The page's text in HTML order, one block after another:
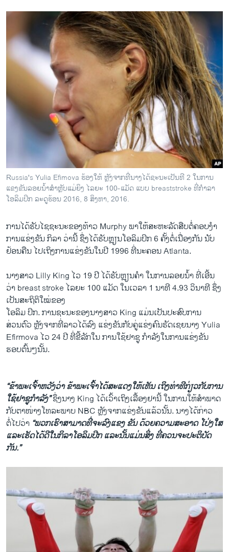
Russia's Yulia Efimova ຮ້ອງໃຫ້ ຫຼັງຈາກທີ່ນາງໄດ້ຊະນະເປັນທີ 2 ໃນການ
ແຂງຂັນລອຍນ້ຳສຳຫຼັບແມ່ຍິງ ໄລຍະ 100-ແມັດ ແບບ breaststroke ທີ່ກຳລາ
ໂອລິມປິກ ລະດູຮ້ອນ 2016, 8 ສິງຫາ, 2016.
ການໄດ້ຮັບໄຊຊະນະຂອງທ້າວ Murphy ພາໃຫ້ສະຫະລັດສືບ​ຕໍ່ຄອບງຳ
ການແຂ່ງຂັນ ກິລາ ວ່ານີ້ ຊຶ່ງໄດ້ຮັບຫຼຽນໂອລິມປິກ 6 ຄັ້ງຕໍ່ເນື່ອງກັນ ນັບ
ຢ້ອນ​ຄືນ ​ໄປ​ເຖິງ​ການ​ແຂ່ງຂັນ​ໃນປີ 1996 ທີ່ນະຄອນ Atlanta.
ນາງສາວ Lilly King ໄວ 19 ປີ ໄດ້ຮັບຫຼຽນຄຳ ໃນການລອຍນ້ຳ ທີ່ເອີ້ນ
ວ່າ breast stroke ໄລຍະ 100 ແມັດ ໃນເວລາ 1 ນາທີ 4.93 ວິນາທີ ຊຶ່ງ
ເປັນສະຖິຕິໃໝ່ຂອງ
ໂອລິມ ປິກ. ການຊະນະຂອງນາງສາວ King ແມ່ນເປັນປະສົບການ
ສ່ວນຕົວ ຫຼັງຈາກທີ່ລາວໄດ້ລົງ​ ແຂ່ງຂັນກັບຄູ່ແຂ່ງຄົນຣັດເຊຍນາງ Yulia
Efirmova ໄວ 24 ປີ ທີ່ຂີ້ລັກໃນ ການ​ໃຊ້ຢາຊູ ກຳລັງໃນການແຂ່ງຂັນ
ຮອບຕົ້ນໆນັ້ນ.
“ຂ້າພະເຈົ້າຫວັງວ່າ ຂ້າພະເຈົ້າ​ໄດ້​ສະ​ແດງ​ໃຫ້​ເຫັນ ​ເຖິງ​ທ່າ​ທີ​ກ່ຽວ​ກັບ​ການ​
ໃຊ້ຢາຊູ​ກຳລັງ”ຊຶ່ງນາງ King ໄດ້ເວົ້າເຖິງເລື້ອງຢານີ້ ໃນການໃຫ້ສຳພາດ
ກັບຕາໜ່າງ​ໂທລະພາບ NBC ຫຼັງຈາກແຂ່ງຂັນແລ້ວນັ້ນ. ນາງໄດ້ກ່າວ
ຕໍ່ໄປວ່າ “ພວກເຮົາສາມາດທີ່ຈະລົງແຂງ ຂັນ ດ້ວຍຄວາມສະອາດ ໂປ່ງໃສ
ແລະເຮັດໄດ້ດີໃນກິລາໂອລິມປິກ ແລະນັ້ນແມ່ນສິ່ງ ທີ່ຄວນຈະປະຕິບັດ
ກັນ.”